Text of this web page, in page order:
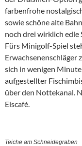
farbenfrohe
sowie schöne alte
noch drei wirklich edle
Fürs Minigolf-Spiel
Erwachsenenschläger
sich in wenigen
aufgestellter
über den Nottekanal.
Eiscafé.
Teiche am Schneidegraben